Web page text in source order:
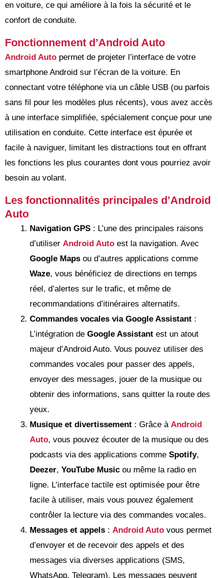
en voiture, ce qui améliore à la fois la sécurité et le
confort de conduite.
Fonctionnement d’Android Auto
Android Auto permet de projeter l’interface de votre
smartphone Android sur l’écran de la voiture. En
connectant votre téléphone via un câble USB (ou parfois
sans fil pour les modèles plus récents), vous avez accès
à une interface simplifiée, spécialement conçue pour une
utilisation en conduite. Cette interface est épurée et
facile à naviguer, limitant les distractions tout en offrant
les fonctions les plus courantes dont vous pourriez avoir
besoin au volant.
Les fonctionnalités principales d’Android
Auto
Navigation GPS : L’une des principales raisons
d’utiliser Android Auto est la navigation. Avec
Google Maps ou d’autres applications comme
Waze, vous bénéficiez de directions en temps
réel, d’alertes sur le trafic, et même de
recommandations d’itinéraires alternatifs.
Commandes vocales via Google Assistant :
L’intégration de Google Assistant est un atout
majeur d’Android Auto. Vous pouvez utiliser des
commandes vocales pour passer des appels,
envoyer des messages, jouer de la musique ou
obtenir des informations, sans quitter la route des
yeux.
Musique et divertissement : Grâce à Android
Auto, vous pouvez écouter de la musique ou des
podcasts via des applications comme Spotify,
Deezer, YouTube Music ou même la radio en
ligne. L’interface tactile est optimisée pour être
facile à utiliser, mais vous pouvez également
contrôler la lecture via des commandes vocales.
Messages et appels : Android Auto vous permet
d’envoyer et de recevoir des appels et des
messages via diverses applications (SMS,
WhatsApp, Telegram). Les messages peuvent